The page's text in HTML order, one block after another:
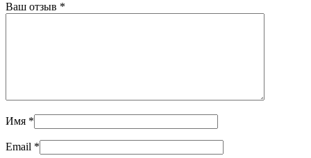
Ваш отзыв *
Имя *
Email *